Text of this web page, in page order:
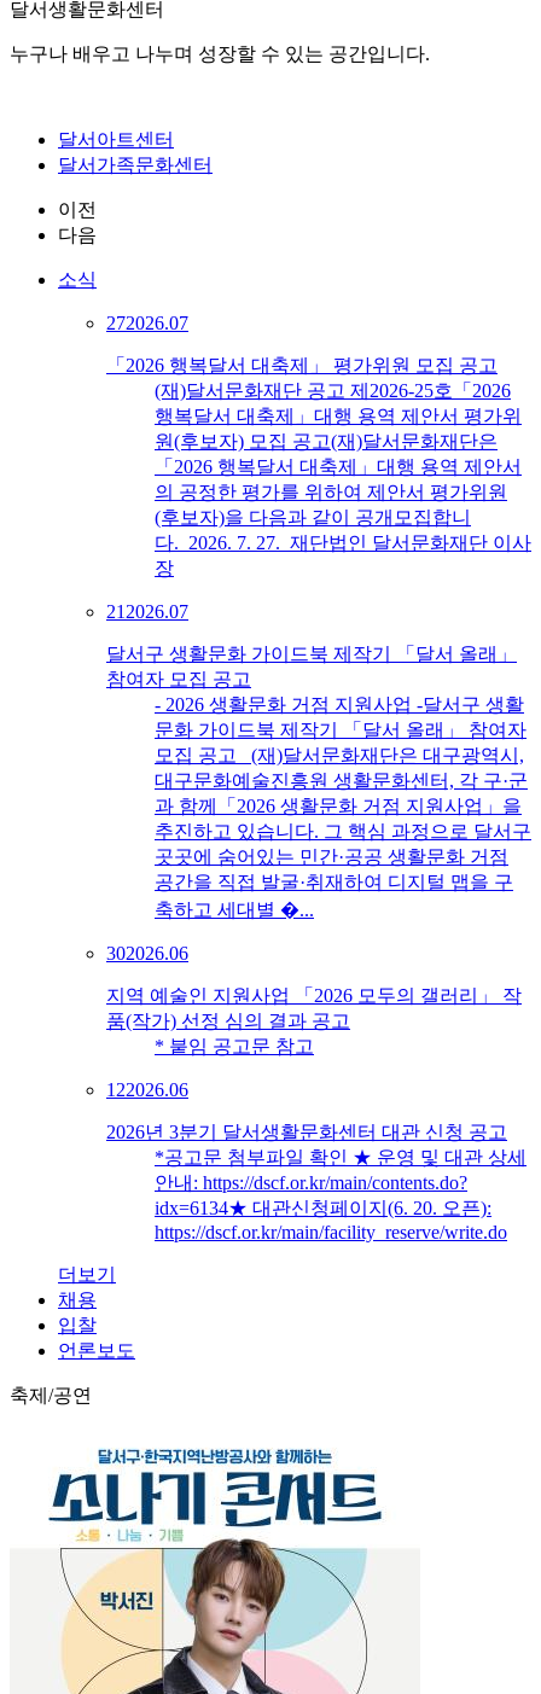
달서생활문화센터
누구나 배우고 나누며 성장할 수 있는 공간입니다.
달서아트센터
달서가족문화센터
이전
다음
소식
272026.07
「2026 행복달서 대축제」 평가위원 모집 공고
(재)달서문화재단 공고 제2026-25호「2026
행복달서 대축제」대행 용역 제안서 평가위
원(후보자) 모집 공고(재)달서문화재단은
「2026 행복달서 대축제」대행 용역 제안서
의 공정한 평가를 위하여 제안서 평가위원
(후보자)을 다음과 같이 공개모집합니
다. 2026. 7. 27. 재단법인 달서문화재단 이사
장
21 2026.07
달서구 생활문화 가이드북 제작기 「달서 올래」
참여자 모집 공고
- 2026 생활문화 거점 지원사업 -달서구 생활
문화 가이드북 제작기 「달서 올래」 참여자
모집 공고 (재)달서문화재단은 대구광역시,
대구문화예술진흥원 생활문화센터, 각 구·군
과 함께「2026 생활문화 거점 지원사업」을
추진하고 있습니다. 그 핵심 과정으로 달서구
곳곳에 숨어있는 민간·공공 생활문화 거점
공간을 직접 발굴·취재하여 디지털 맵을 구
축하고 세대별 �...
302026.06
지역 예술인 지원사업 「2026 모두의 갤러리」 작
품(작가) 선정 심의 결과 공고
* 붙임 공고문 참고
122026.06
2026년 3분기 달서생활문화센터 대관 신청 공고
*공고문 첨부파일 확인 ★ 운영 및 대관 상세
안내: https://dscf.or.kr/main/contents.do?
idx=6134★ 대관신청페이지(6. 20. 오픈):
https://dscf.or.kr/main/facility_reserve/write.do
더보기
채용
입찰
언론보도
축제/공연